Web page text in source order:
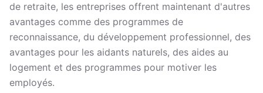
de retraite, les entreprises offrent maintenant d'autres
avantages comme des programmes de
reconnaissance, du développement professionnel, des
avantages pour les aidants naturels, des aides au
logement et des programmes pour motiver les
employés.